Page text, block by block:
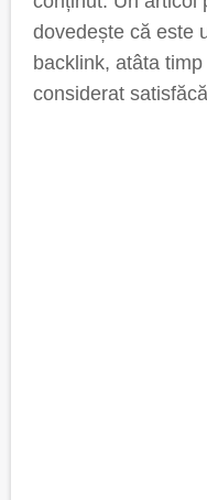
dovedește că este
backlink, atâta
considerat